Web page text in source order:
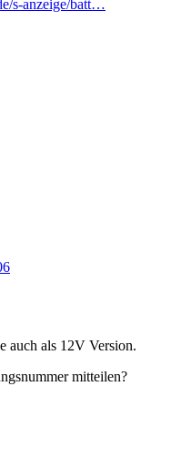
s-anzeige/batt…
auch als 12V Version.
mitteilen?